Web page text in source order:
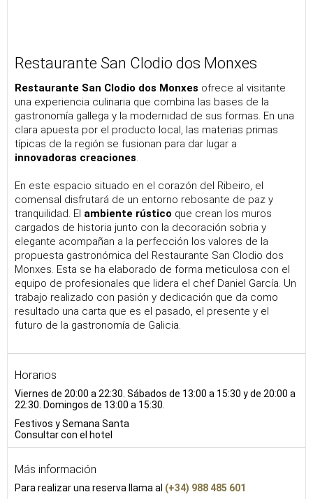
Restaurante San Clodio dos Monxes
Restaurante San Clodio dos Monxes ofrece al visitante
una experiencia culinaria que combina las bases de la
gastronomía gallega y la modernidad de sus formas. En una
clara apuesta por el producto local, las materias primas
típicas de la región se fusionan para dar lugar a
innovadoras creaciones.
En este espacio situado en el corazón del Ribeiro, el
comensal disfrutará de un entorno rebosante de paz y
tranquilidad. El ambiente rústico que crean los muros
cargados de historia junto con la decoración sobria y
elegante acompañan a la perfección los valores de la
propuesta gastronómica del Restaurante San Clodio dos
Monxes. Esta se ha elaborado de forma meticulosa con el
equipo de profesionales que lidera el chef Daniel García. Un
trabajo realizado con pasión y dedicación que da como
resultado una carta que es el pasado, el presente y el
futuro de la gastronomía de Galicia.
Horarios
Viernes de 20:00 a 22:30. Sábados de 13:00 a 15:30 y de 20:00 a
22:30. Domingos de 13:00 a 15:30.
Festivos y Semana Santa
Consultar con el hotel
Más información
Para realizar una reserva llama al (+34) 988 485 601